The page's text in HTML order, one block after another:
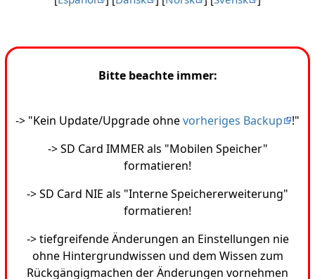
Bitte beachte immer:
-> "Kein Update/Upgrade ohnevorheriges Backup
!"
-> SD Card IMMER als "Mobilen Speicher"
formatieren!
-> SD Card NIE als "Interne Speichererweiterung"
formatieren!
-> tiefgreifende Änderungen an Einstellungen nie
ohne Hintergrundwissen und dem Wissen zum
Rückgängigmachen der Änderungen vornehmen